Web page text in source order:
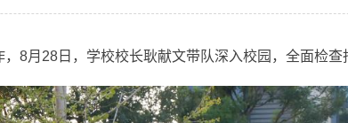
8月28日，学校校长耿献文带队深入校园，全面检查